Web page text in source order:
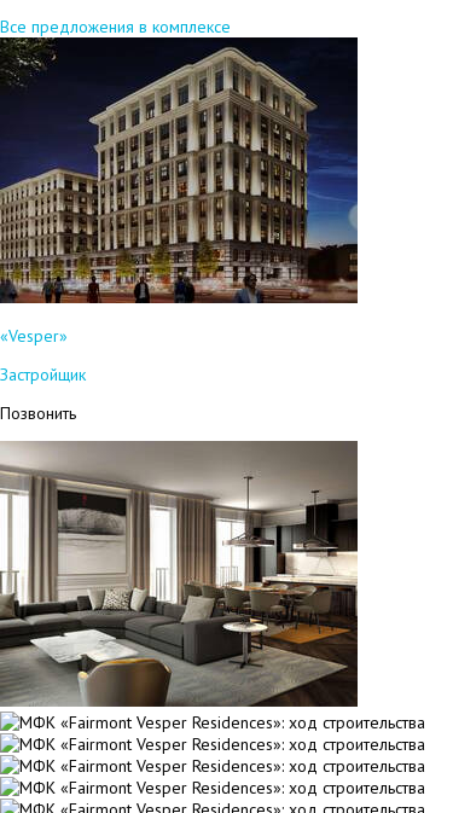
Все предложения в комплексе
«Vesper»
Застройщик
Позвонить